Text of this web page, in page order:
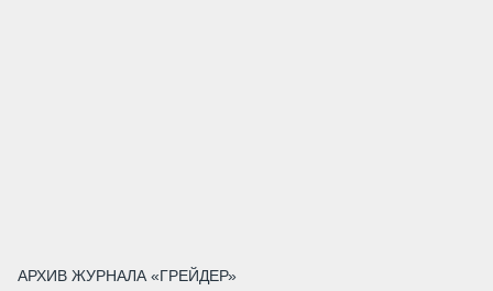
АРХИВ ЖУРНАЛА «ГРЕЙДЕР»